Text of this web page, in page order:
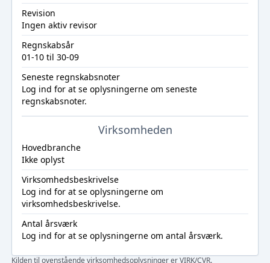
Revision
Ingen aktiv revisor
Regnskabsår
01-10 til 30-09
Seneste regnskabsnoter
Log ind for at se oplysningerne om seneste
regnskabsnoter.
Virksomheden
Hovedbranche
Ikke oplyst
Virksomhedsbeskrivelse
Log ind for at se oplysningerne om
virksomhedsbeskrivelse.
Antal årsværk
Log ind for at se oplysningerne om antal årsværk.
Kilden til ovenstående virksomhedsoplysninger er VIRK/CVR.